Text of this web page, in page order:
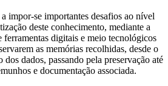
impor-se importantes desafios ao nível
deste conhecimento, mediante a
ferramentas digitais e meio tecnológicos
as memórias recolhidas, desde o
dos dados, passando pela preservação até
e documentação associada.